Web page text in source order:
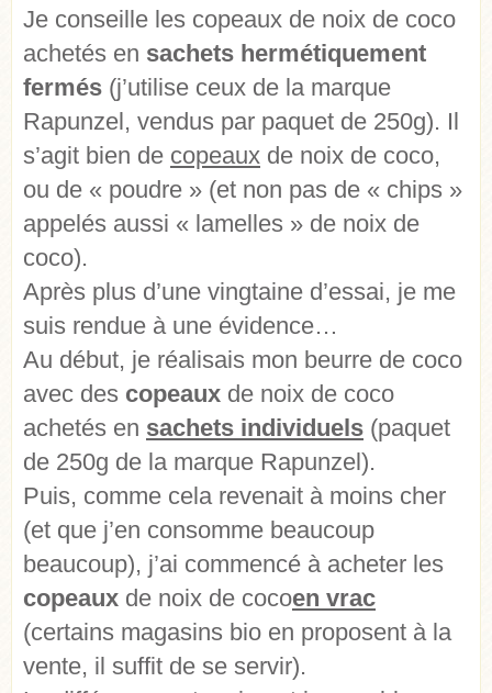
Je conseille les copeaux de noix de coco
achetés en sachets hermétiquement
fermés (j’utilise ceux de la marque
Rapunzel, vendus par paquet de 250g). Il
s’agit bien de copeaux de noix de coco,
ou de « poudre » (et non pas de « chips »
appelés aussi « lamelles » de noix de
coco).
Après plus d’une vingtaine d’essai, je me
suis rendue à une évidence…
Au début, je réalisais mon beurre de coco
avec des copeaux de noix de coco
achetés en sachets individuels (paquet
de 250g de la marque Rapunzel).
Puis, comme cela revenait à moins cher
(et que j’en consomme beaucoup
beaucoup), j’ai commencé à acheter les
copeaux de noix de cocoen vrac
(certains magasins bio en proposent à la
vente, il suffit de se servir).